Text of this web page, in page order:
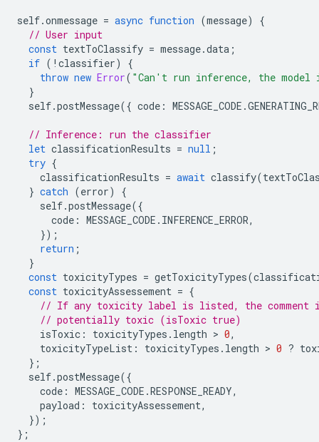
self.onmessage = async function (message)
{
// User input
const textToClassify = message.data ;
if ( ! classifier)
{
throw new Error( "Can't run inference, the
}
self.postMessage({ code : MESSAGE_CODE .
// Inference: run the classifier
let classificationResults = null ;
try {
classificationResults = await classify(
} catch (error)
{
self.postMessage({
code : MESSAGE_CODE . INFERENCE_ERROR,
});
return ;
}
const toxicityTypes = getToxicityTypes(
const toxicityAssessement = {
// If any toxicity label is listed, the comment
// potentially toxic (isToxic true)
isToxic : toxicityTypes . length > 0,
toxicityTypeList : toxicityTypes . length > 0 ?
};
self.postMessage({
code : MESSAGE_CODE .RESPONSE_READY,
payload : toxicityAssessement,
});
};